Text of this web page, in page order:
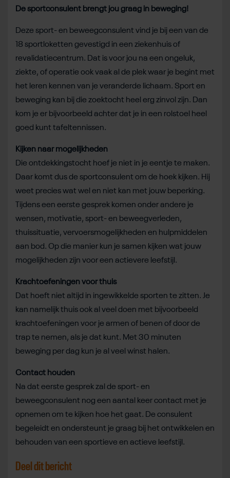
De sportconsulent brengt jou graag in beweging!
Deze sport- en beweegconsulent vind je bij een van de
18 sportloketten gevestigd in een ziekenhuis of
revalidatiecentrum. Dat is voor jou na een ongeluk,
ziekte, of operatie ook vaak al de plek waar je begint met
het leren kennen van je veranderde lichaam. Sport en
beweging kan bij die zoektocht heel erg zinvol zijn. Dan
kom je er bijvoorbeeld achter dat je in een rolstoel heel
goed kunt tafeltennissen.
Kijken naar mogelijkheden
Die ontdekkingstocht hoef je niet in je eentje te maken.
Daar komt dus de sportconsulent om de hoek kijken. Hij
weet precies wat wel en niet kan met jouw beperking.
Tijdens een eerste gesprek komen onder andere je
wensen, motivatie, sport- en beweegverleden,
thuissituatie, vervoersmogelijkheden en hulpmiddelen
aan bod. Op die manier kun je samen kijken wat jouw
mogelijkheden zijn voor een actievere leefstijl.
Krachtoefeningen voor thuis
Dat hoeft niet altijd in ingewikkelde sporten te zitten. Je
kan namelijk thuis ook al veel doen met bijvoorbeeld
krachtoefeningen voor je armen of benen of door de
trap te nemen, als je dat kunt. Met 30 minuten
beweging per dag kun je al veel winst halen.
Contact houden
Na dat eerste gesprek zal de sport- en
beweegconsulent nog een aantal keer contact met je
opnemen om te kijken hoe het gaat. De consulent
begeleidt en ondersteunt je graag bij het ontwikkelen en
behouden van een sportieve en actieve leefstijl.
Deel dit bericht